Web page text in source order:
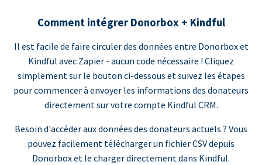
Comment intégrer Donorbox + Kindful
Il est facile de faire circuler des données entre Donorbox et
Kindful avec Zapier - aucun code nécessaire ! Cliquez
simplement sur le bouton ci-dessous et suivez les étapes
pour commencer à envoyer les informations des donateurs
directement sur votre compte Kindful CRM.
Besoin d'accéder aux données des donateurs actuels ? Vous
pouvez facilement télécharger un fichier CSV depuis
Donorbox et le charger directement dans Kindful.